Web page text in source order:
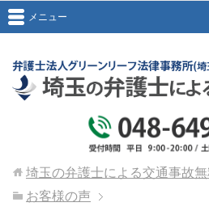
メニュー
埼玉の弁護士による交通事故
お客様の声